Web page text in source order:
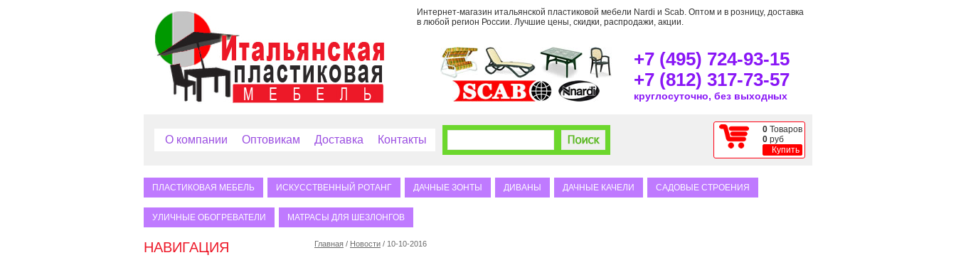
Интернет-магазин итальянской пластиковой мебели Nardi и Scab. Оптом и в розницу, доставка
в любой регион России. Лучшие цены, скидки, распродажи, акции.
+7 (495) 724-93-15
+7 (812) 317-73-57
круглосуточно, без выходных
О компании Оптовикам Доставка Контакты
0 Товаров
0 руб
Купить
ПЛАСТИКОВАЯ МЕБЕЛЬ ИСКУССТВЕННЫЙ РОТАНГ ДАЧНЫЕ ЗОНТЫ ДИВАНЫ ДАЧНЫЕ КАЧЕЛИ САДОВЫЕ СТРОЕНИЯ
УЛИЧНЫЕ ОБОГРЕВАТЕЛИ МАТРАСЫ ДЛЯ ШЕЗЛОНГОВ
НАВИГАЦИЯ Главная / Новости / 10-10-2016